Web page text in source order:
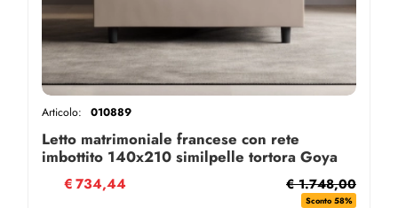
Letto matrimoniale francese con rete
imbottito 140x210 similpelle tortora Goya
Articolo: 010889
€ 1.748,00
Sconto 58%
€734,44